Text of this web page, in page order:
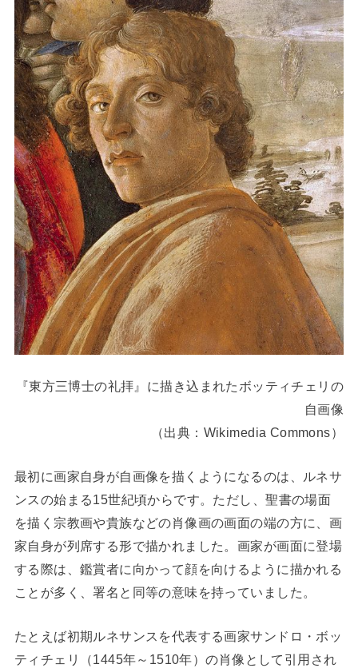
『東方三博士の礼拝』に描き込まれたボッティチェリの
自画像
（出典：Wikimedia Commons）
最初に画家自身が自画像を描くようになるのは、ルネサ
ンスの始まる15世紀頃からです。ただし、聖書の場面
を描く宗教画や貴族などの肖像画の画面の端の方に、画
家自身が列席する形で描かれました。画家が画面に登場
する際は、鑑賞者に向かって顔を向けるように描かれる
ことが多く、署名と同等の意味を持っていました。
たとえば初期ルネサンスを代表する画家サンドロ・ボッ
ティチェリ（1445年～1510年）の肖像として引用され